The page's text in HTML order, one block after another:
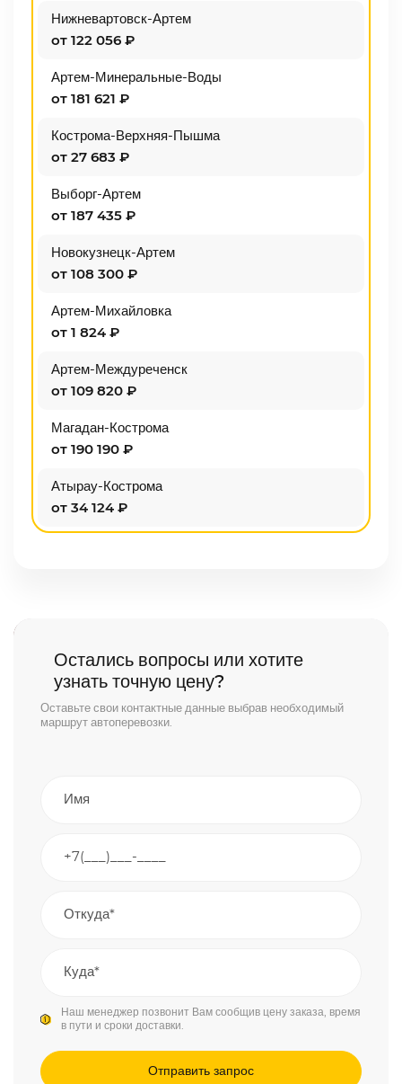
Нижневартовск-Артем
от 122 056 ₽
Артем-Минеральные-Воды
от 181 621 ₽
Кострома-Верхняя-Пышма
от 27 683 ₽
Выборг-Артем
от 187 435 ₽
Новокузнецк-Артем
от 108 300 ₽
Артем-Михайловка
от 1 824 ₽
Артем-Междуреченск
от 109 820 ₽
Магадан-Кострома
от 190 190 ₽
Атырау-Кострома
от 34 124 ₽
Остались вопросы или хотите
узнать точную цену?
Оставьте свои контактные данные выбрав необходимый
маршрут автоперевозки.
Наш менеджер позвонит Вам сообщив цену заказа, время
в пути и сроки доставки.